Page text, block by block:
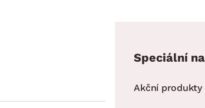
Speciální
Akční produkty